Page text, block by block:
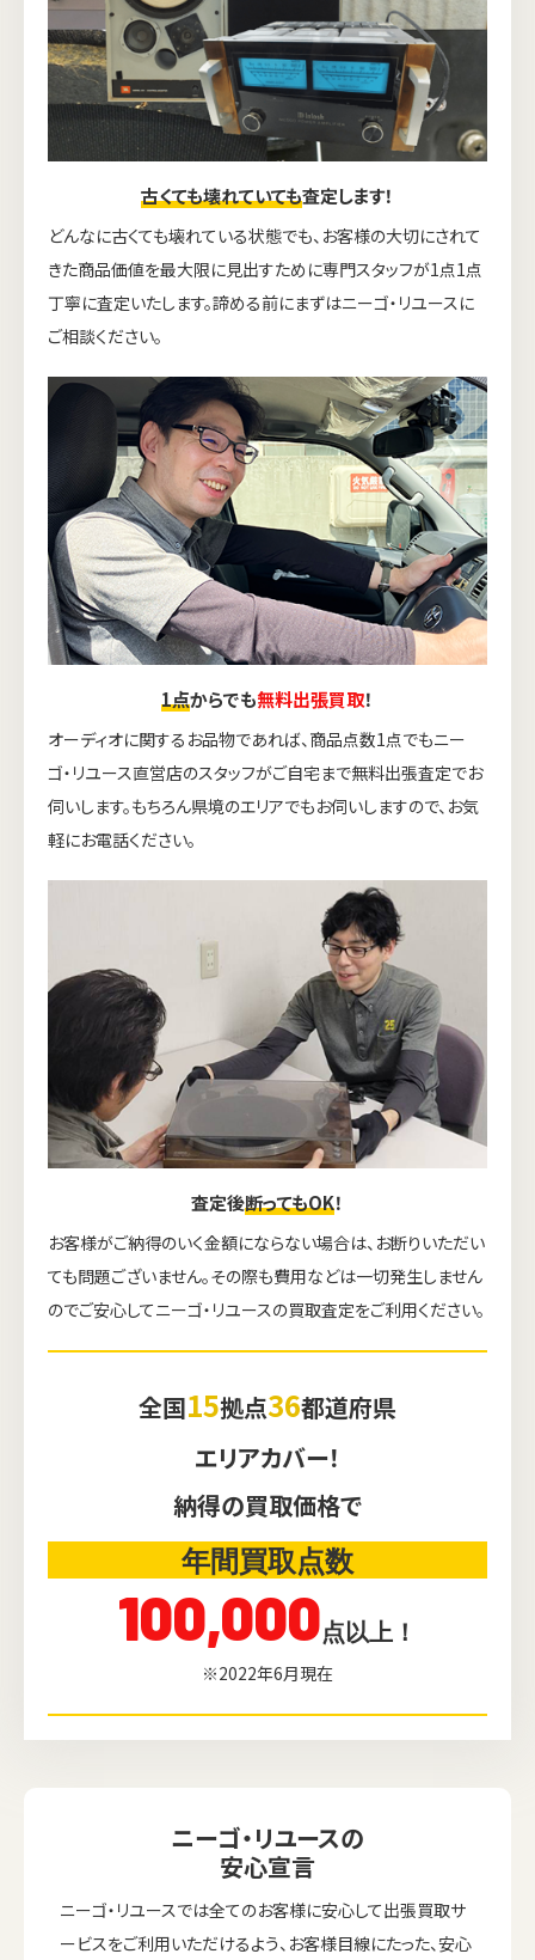
古くても壊れていても査定します！
どんなに古くても壊れている状態でも、お客様の大切にされて
きた商品価値を最大限に見出すために専門スタッフが1点1点
丁寧に査定いたします。諦める前にまずはニーゴ・リユースに
ご相談ください。
1点からでも無料出張買取！
オーディオに関するお品物であれば、商品点数1点でもニー
ゴ・リユース直営店のスタッフがご自宅まで無料出張査定でお
伺いします。もちろん県境のエリアでもお伺いしますので、お気
軽にお電話ください。
査定後断ってもOK！
お客様がご納得のいく金額にならない場合は、お断りいただい
ても問題ございません。その際も費用などは一切発生しません
のでご安心してニーゴ・リユースの買取査定をご利用ください。
全国15拠点36都道府県
エリアカバー！
納得の買取価格で
年間買取点数
100,000点以上！
※2022年6月現在
ニーゴ・リユースの
安心宣言
ニーゴ・リユースでは全てのお客様に安心して出張買取サ
ービスをご利用いただけるよう、お客様目線にたった、安心